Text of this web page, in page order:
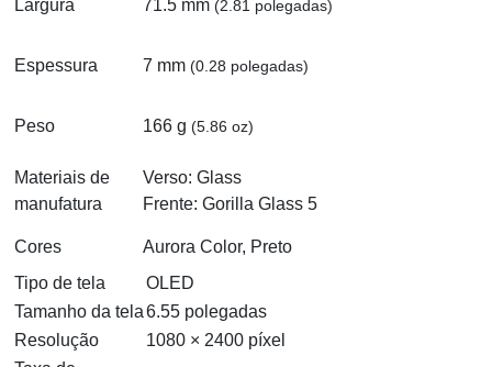
Largura 71.5 mm (2.81 polegadas)
Espessura 7 mm (0.28 polegadas)
Peso 166 g (5.86 oz)
Materiais de
manufatura
Verso: Glass
Frente: Gorilla Glass 5
Cores
Aurora Color, Preto
Tipo de tela
OLED
Tamanho da tela6.55 polegadas
Resolução
1080 × 2400 píxel